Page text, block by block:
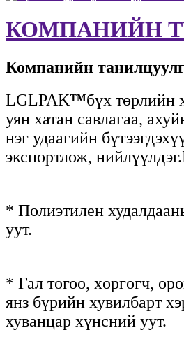
КОМПАНИЙН
Компанийн
LGLPAK™бүх төрлийн
уян хатан савлагаа,
нэг удаагийн
экспортлож,
* Полиэтилен
уут.
* Гал тогоо, хөргөгч,
янз бүрийн хувилбарт
хуванцар хүнсний уут.